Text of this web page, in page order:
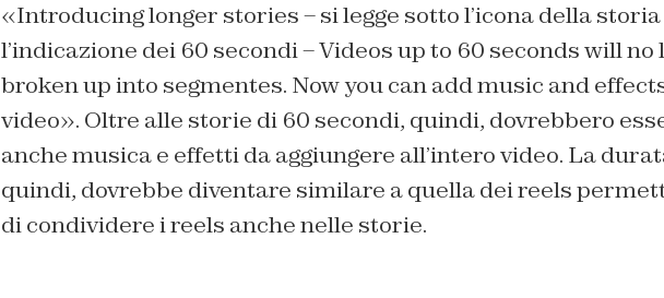
«Introducing longer stories – si legge sotto l’icona della
l’indicazione dei 60 secondi – Videos up to 60 seconds will no
broken up into segmentes. Now you can add music and
video». Oltre alle storie di 60 secondi, quindi, dovrebbero
anche musica e effetti da aggiungere all’intero video. La
quindi, dovrebbe diventare similare a quella dei reels
di condividere i reels anche nelle storie.